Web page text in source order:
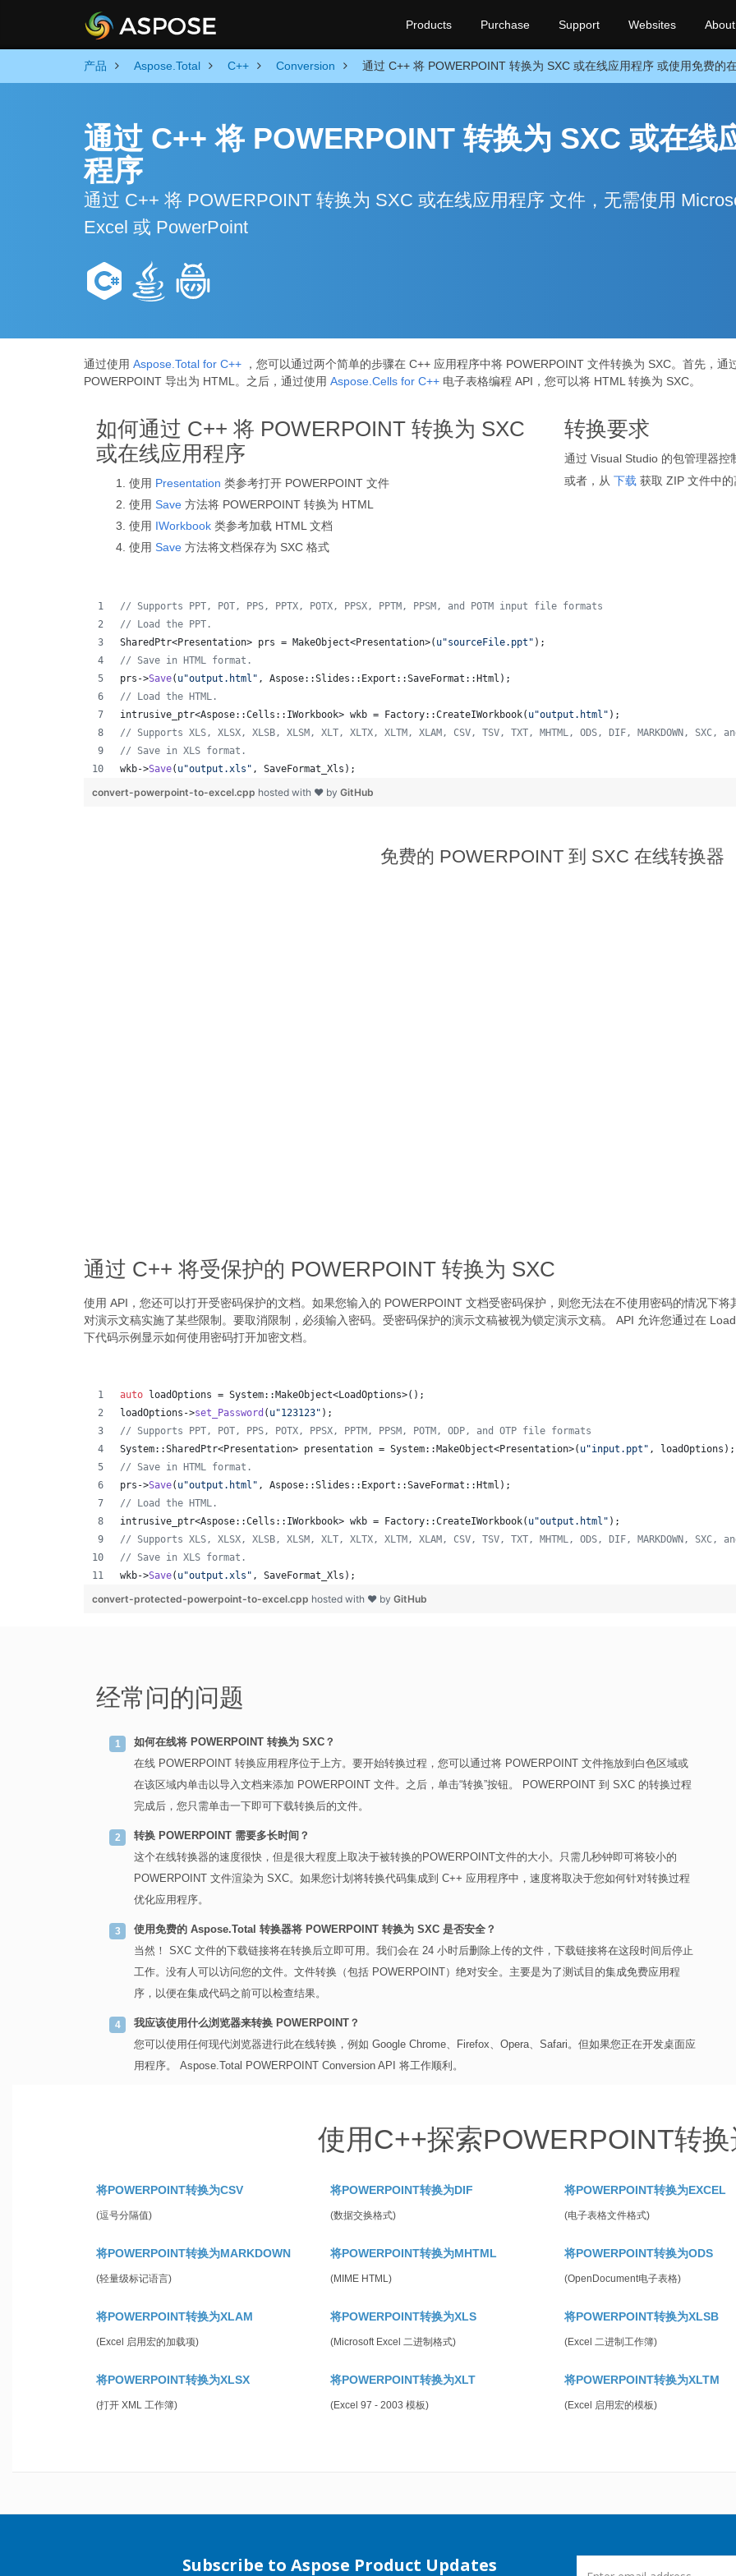
Products Purchase Support Websites About
产品 Aspose.Total C++ Conversion 通过 C++ 将 POWERPOINT 转换为 SXC 或在线应用程序 或使用免费的
通过 C++ 将 POWERPOINT 转换为 SXC 或在线
程序
通过 C++ 将 POWERPOINT 转换为 SXC 或在线应用程序 文件，无需使用
Excel 或 PowerPoint
通过使用 Aspose.Total for C++ ，您可以通过两个简单的步骤在 C++ 应用程序中将 POWERPOINT 文件转换为 SXC。首先，通
POWERPOINT 导出为 HTML。之后，通过使用 Aspose.Cells for C++ 电子表格编程 API，您可以将 HTML 转换为 SXC。
如何通过 C++ 将 POWERPOINT 转换为 SXC
或在线应用程序
使用 Presentation 类参考打开 POWERPOINT 文件
使用 Save 方法将 POWERPOINT 转换为 HTML
使用 IWorkbook 类参考加载 HTML 文档
使用 Save 方法将文档保存为 SXC 格式
转换要求
通过 Visual Studio 的包管理器控
或者，从 下载 获取 ZIP 文件中的
// Supports PPT, POT, PPS, PPTX, POTX, PPSX, PPTM, PPSM, and POTM input file formats
// Load the PPT.
SharedPtr<Presentation> prs = MakeObject<Presentation>( u"sourceFile.ppt " );
// Save in HTML format.
prs->Save( u"output.html " , Aspose::Slides::Export::SaveFormat::Html);
// Load the HTML.
intrusive_ptr<Aspose::Cells::IWorkbook> wkb = Factory::CreateIWorkbook( u"output.html " );
// Supports XLS, XLSX, XLSB, XLSM, XLT, XLTX, XLTM, XLAM, CSV, TSV, TXT, MHTML, ODS, DIF, MARKDOWN, SXC,
// Save in XLS format.
wkb->Save( u"output.xls " , SaveFormat_Xls);
convert-powerpoint-to-excel.cpp hosted with ❤ by GitHub
免费的 POWERPOINT 到 SXC 在线转换器
通过 C++ 将受保护的 POWERPOINT 转换为 SXC
使用 API，您还可以打开受密码保护的文档。如果您输入的 POWERPOINT 文档受密码保护，则您无法在不使用密码的情况下
对演示文稿实施了某些限制。要取消限制，必须输入密码。受密码保护的演示文稿被视为锁定演示文稿。 API 允许您通过在
下代码示例显示如何使用密码打开加密文档。
auto loadOptions = System::MakeObject<LoadOptions>();
loadOptions->set_Password ( u"123123" );
// Supports PPT, POT, PPS, POTX, PPSX, PPTM, PPSM, POTM, ODP, and OTP file formats
System::SharedPtr<Presentation> presentation = System::MakeObject<Presentation>( u"input.ppt " , loadOptions);
// Save in HTML format.
prs->Save( u"output.html " , Aspose::Slides::Export::SaveFormat::Html);
// Load the HTML.
intrusive_ptr<Aspose::Cells::IWorkbook> wkb = Factory::CreateIWorkbook( u"output.html " );
// Supports XLS, XLSX, XLSB, XLSM, XLT, XLTX, XLTM, XLAM, CSV, TSV, TXT, MHTML, ODS, DIF, MARKDOWN, SXC,
// Save in XLS format.
wkb->Save( u"output.xls " , SaveFormat_Xls);
convert-protected-powerpoint-to-excel.cpp hosted with ❤ by GitHub
经常问的问题
如何在线将 POWERPOINT 转换为 SXC？
在线 POWERPOINT 转换应用程序位于上方。要开始转换过程，您可以通过将 POWERPOINT 文件拖放到白色区域或
在该区域内单击以导入文档来添加 POWERPOINT 文件。之后，单击“转换”按钮。 POWERPOINT 到 SXC 的转换过程
完成后，您只需单击一下即可下载转换后的文件。
转换 POWERPOINT 需要多长时间？
这个在线转换器的速度很快，但是很大程度上取决于被转换的POWERPOINT文件的大小。只需几秒钟即可将较小的
POWERPOINT 文件渲染为 SXC。如果您计划将转换代码集成到 C++ 应用程序中，速度将取决于您如何针对转换过程
优化应用程序。
使用免费的 Aspose.Total 转换器将 POWERPOINT 转换为 SXC 是否安全？
当然！ SXC 文件的下载链接将在转换后立即可用。我们会在 24 小时后删除上传的文件，下载链接将在这段时间后停止
工作。没有人可以访问您的文件。文件转换（包括 POWERPOINT）绝对安全。主要是为了测试目的集成免费应用程
序，以便在集成代码之前可以检查结果。
我应该使用什么浏览器来转换 POWERPOINT？
您可以使用任何现代浏览器进行此在线转换，例如 Google Chrome、Firefox、Opera、Safari。但如果您正在开发桌面应
用程序。 Aspose.Total POWERPOINT Conversion API 将工作顺利。
使用C++探索POWERPOINT转换
将POWERPOINT转换为CSV
(逗号分隔值)
将POWERPOINT转换为DIF
(数据交换格式)
将POWERPOINT转换为EXCEL
(电子表格文件格式)
将POWERPOINT转换为MARKDOWN
(轻量级标记语言)
将POWERPOINT转换为MHTML
(MIME HTML)
将POWERPOINT转换为ODS
(OpenDocument电子表格)
将POWERPOINT转换为XLAM
(Excel 启用宏的加载项)
将POWERPOINT转换为XLS
(Microsoft Excel 二进制格式)
将POWERPOINT转换为XLSB
(Excel 二进制工作簿)
将POWERPOINT转换为XLSX
(打开 XML 工作簿)
将POWERPOINT转换为XLT
(Excel 97 - 2003 模板)
将POWERPOINT转换为XLTM
(Excel 启用宏的模板)
Subscribe to Aspose Product Updates